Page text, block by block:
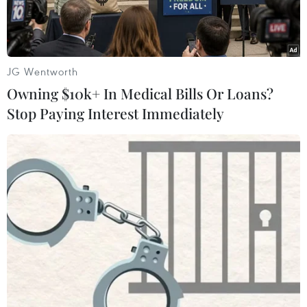
Người dân đeo khẩu trang phòng lây nhiễm COVID-19 tại Berlin
(Đức). (Ảnh: THX/TTXVN)
Tổ chức Du lịch Thế giới thuộc Liên hợp quốc
(UNWTO) ngày 29/11 công bố báo cáo cho biết
việc sử dụng chứng nhận COVID-19 và triển
JG Wentworth
Owning $10k+ In Medical Bills Or Loans?
Stop Paying Interest Immediately